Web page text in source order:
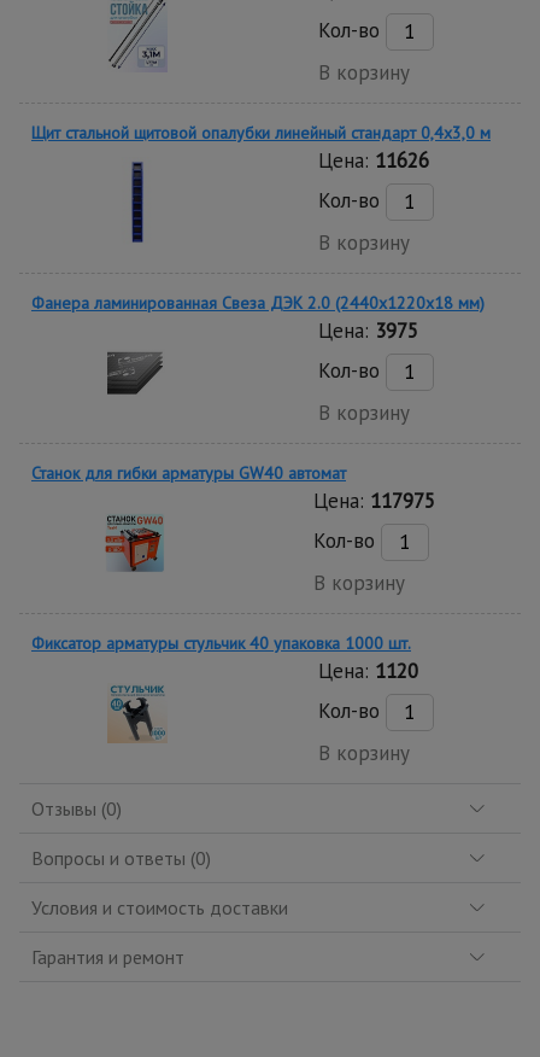
Кол-во
В корзину
Щит стальной щитовой опалубки линейный стандарт 0,4x3,0 м
Цена: 11626
Кол-во
В корзину
Фанера ламинированная Свеза ДЭК 2.0 (2440х1220х18 мм)
Цена: 3975
Кол-во
В корзину
Станок для гибки арматуры GW40 автомат
Цена: 117975
Кол-во
В корзину
Фиксатор арматуры стульчик 40 упаковка 1000 шт.
Цена: 1120
Кол-во
В корзину
Отзывы (0)
Вопросы и ответы (0)
Условия и стоимость доставки
Гарантия и ремонт